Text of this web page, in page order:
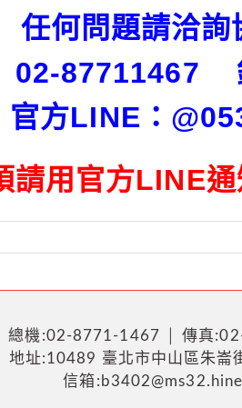
任何問題請洽詢
02-87711467
官方LINE：
用官方LINE
總機:02-8771-1467 │ 傳真
地址:10489 臺北市中山區朱崙
信箱